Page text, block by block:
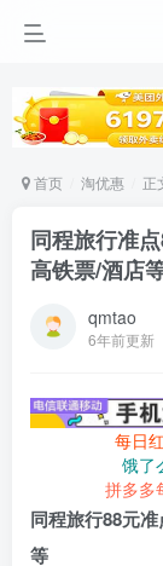
首页 淘优惠 正
同程旅行准
高铁票/酒店
qmtao
6年前更新
每日
饿了
拼多多
同程旅行88元
等